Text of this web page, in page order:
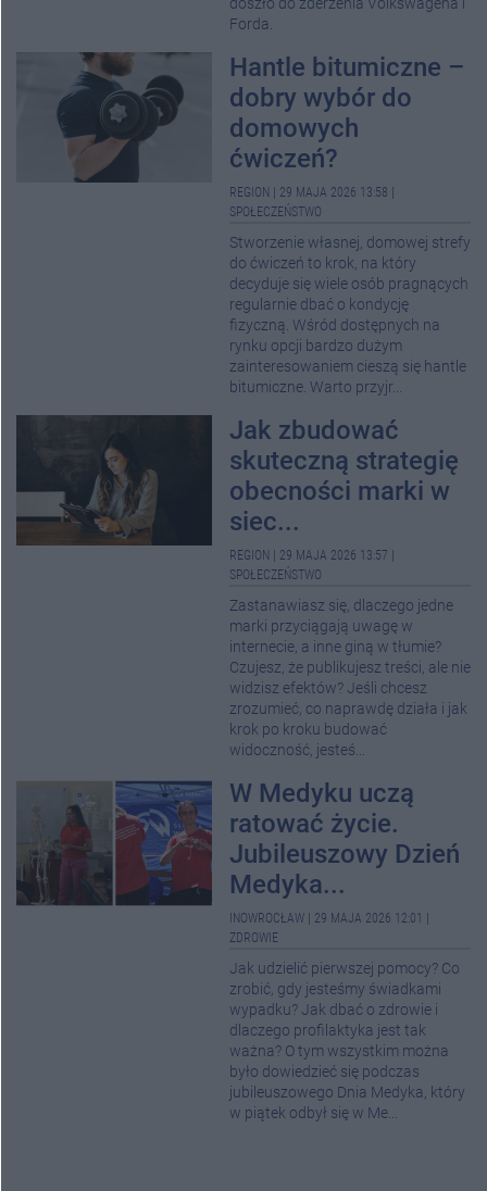
doszło do zderzenia Volkswagena i
Forda.
Hantle bitumiczne –
dobry wybór do
domowych
ćwiczeń?
REGION 29 MAJA 2026 13:58
SPOŁECZEŃSTWO
Stworzenie własnej, domowej strefy
do ćwiczeń to krok, na który
decyduje się wiele osób pragnących
regularnie dbać o kondycję
fizyczną. Wśród dostępnych na
rynku opcji bardzo dużym
zainteresowaniem cieszą się hantle
bitumiczne. Warto przyjr...
Jak zbudować
skuteczną strategię
obecności marki w
siec...
REGION 29 MAJA 2026 13:57
SPOŁECZEŃSTWO
Zastanawiasz się, dlaczego jedne
marki przyciągają uwagę w
internecie, a inne giną w tłumie?
Czujesz, że publikujesz treści, ale nie
widzisz efektów? Jeśli chcesz
zrozumieć, co naprawdę działa i jak
krok po kroku budować
widoczność, jesteś...
W Medyku uczą
ratować życie.
Jubileuszowy Dzień
Medyka...
INOWROCŁAW 29 MAJA 2026 12:01
ZDROWIE
Jak udzielić pierwszej pomocy? Co
zrobić, gdy jesteśmy świadkami
wypadku? Jak dbać o zdrowie i
dlaczego profilaktyka jest tak
ważna? O tym wszystkim można
było dowiedzieć się podczas
jubileuszowego Dnia Medyka, który
w piątek odbył się w Me...